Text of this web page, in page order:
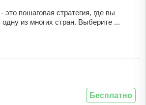
это пошаговая стратегия, где вы
одну из многих стран. Выберите ...
Бесплатно